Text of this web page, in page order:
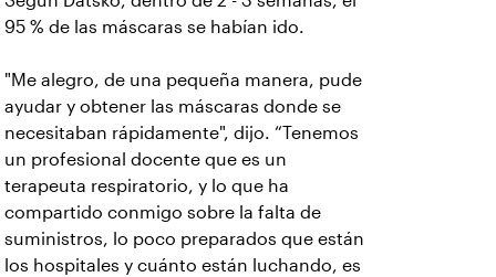
95 % de las máscaras se habían ido.
"Me alegro, de una pequeña manera, pude
ayudar y obtener las máscaras donde se
necesitaban rápidamente", dijo. “Tenemos
un profesional docente que es un
terapeuta respiratorio, y lo que ha
compartido conmigo sobre la falta de
suministros, lo poco preparados que están
los hospitales y cuánto están luchando, es